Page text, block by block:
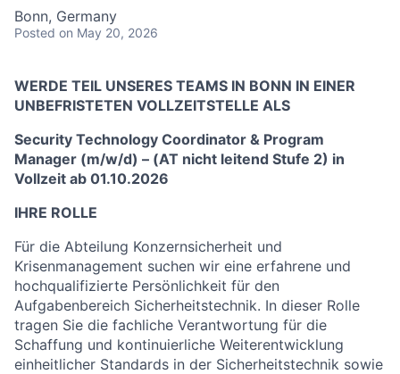
Bonn, Germany
Posted on May 20, 2026
WERDE TEIL UNSERES TEAMS IN BONN IN EINER
UNBEFRISTETEN VOLLZEITSTELLE ALS
Security Technology Coordinator & Program
Manager (m/w/d) – (AT nicht leitend Stufe 2) in
Vollzeit ab 01.10.2026
IHRE ROLLE
Für die Abteilung Konzernsicherheit und
Krisenmanagement suchen wir eine erfahrene und
hochqualifizierte Persönlichkeit für den
Aufgabenbereich Sicherheitstechnik. In dieser Rolle
tragen Sie die fachliche Verantwortung für die
Schaffung und kontinuierliche Weiterentwicklung
einheitlicher Standards in der Sicherheitstechnik sowie